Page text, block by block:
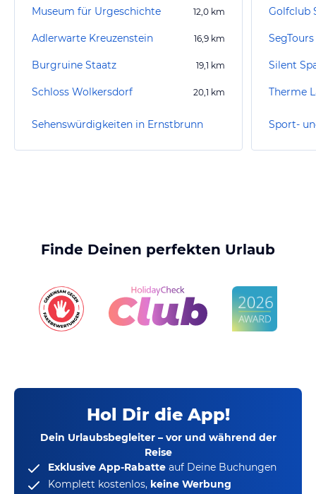
Museum für Urgeschichte 12,0 km
Adlerwarte Kreuzenstein 16,9 km
Burgruine Staatz 19,1 km
Schloss Wolkersdorf 20,1 km
Sehenswürdigkeiten in Ernstbrunn
Golfclub
Silent
Therme
Finde Deinen perfekten Urlaub
Hol Dir die App!
Dein Urlaubsbegleiter – vor und während der
Reise
Exklusive App-Rabatte auf Deine Buchungen
Komplett kostenlos, keine Werbung